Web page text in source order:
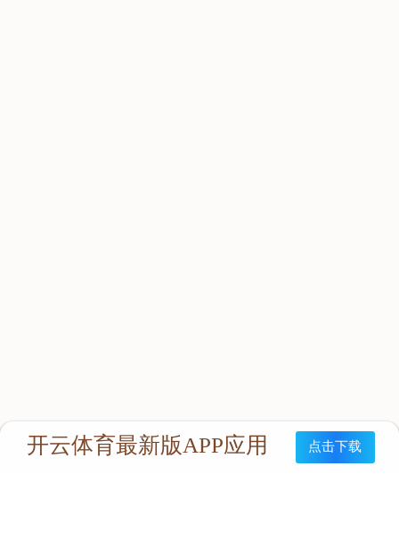
立即咨询： 联系我们